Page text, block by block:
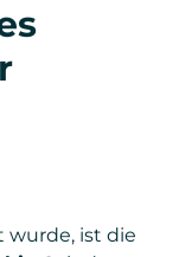
wurde, ist die